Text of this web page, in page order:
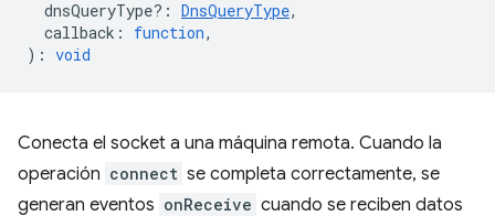
dnsQueryType? : DnsQueryType,
callback : function,
) : void
Conecta el socket a una máquina remota. Cuando la
operación connect se completa correctamente, se
generan eventos onReceive cuando se reciben datos